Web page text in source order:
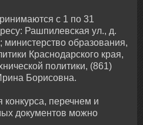
с 1 по 31
Рашпилевская ул., д.
министерство образования,
Краснодарского края,
политики, (861)
Борисовна.
перечнем и
документов можно